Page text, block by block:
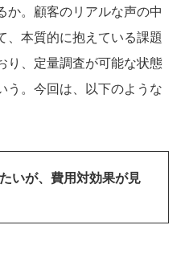
か。顧客のリアルな声の中
、本質的に抱えている課題
り、定量調査が可能な状態
う。今回は、以下のような
いが、費用対効果が見